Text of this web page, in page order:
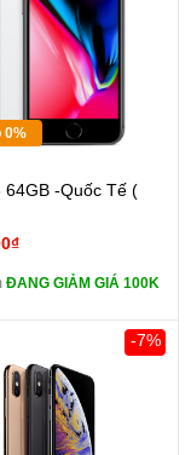
0%
64GB -Quốc Tế (
ĐANG GIẢM GIÁ 100K
-7%